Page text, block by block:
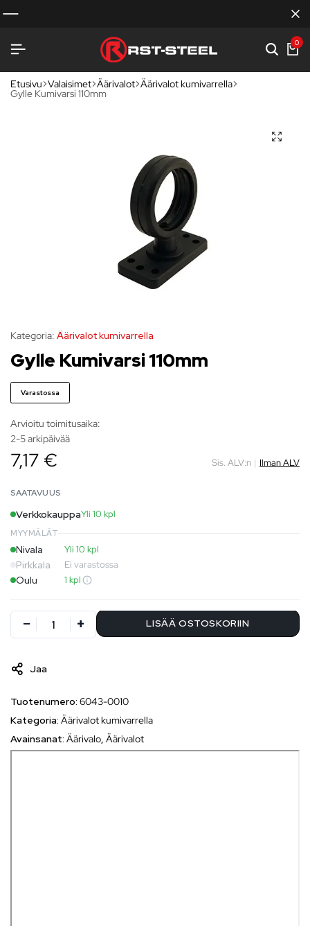
0
Etusivu Valaisimet Äärivalot Äärivalot kumivarrella
Gylle Kumivarsi 110mm
Kategoria: Äärivalot kumivarrella
Gylle Kumivarsi 110mm
Varastossa
Arvioitu toimitusaika:
2-5 arkipäivää
7,17 € Sis. ALV:n | Ilman ALV
SAATAVUUS
VerkkokauppaYli 10 kpl
MYYMÄLÄT
Nivala Yli 10 kpl
Pirkkala Ei varastossa
Oulu 1 kpl
LISÄÄ OSTOSKORIIN
Jaa
Tuotenumero: 6043-0010
Kategoria: Äärivalot kumivarrella
Avainsanat: Äärivalo, Äärivalot